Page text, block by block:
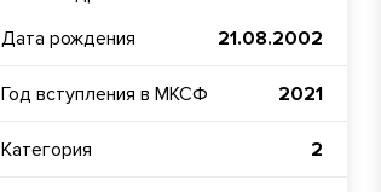
Дата рождения 21.08.2002
Год вступления в МКСФ 2021
Категория 2